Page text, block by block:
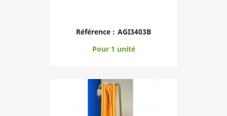
Référence : AGI3403B
Pour 1 unité